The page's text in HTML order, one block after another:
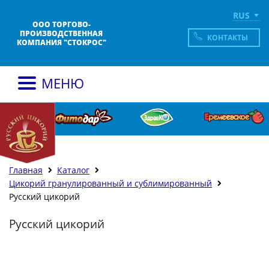
ООО ТОРГОВО-
ПРОИЗВОДСТВЕННАЯ
КОМПАНИЯ "СТОКРОС"
RUS
КОНТАКТЫ
МЕНЮ
Главная
Каталог
Цикорий гранулированный и сублимированный
Русский цикорий
Русский цикорий